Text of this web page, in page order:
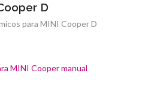
D
para MINI Cooper D